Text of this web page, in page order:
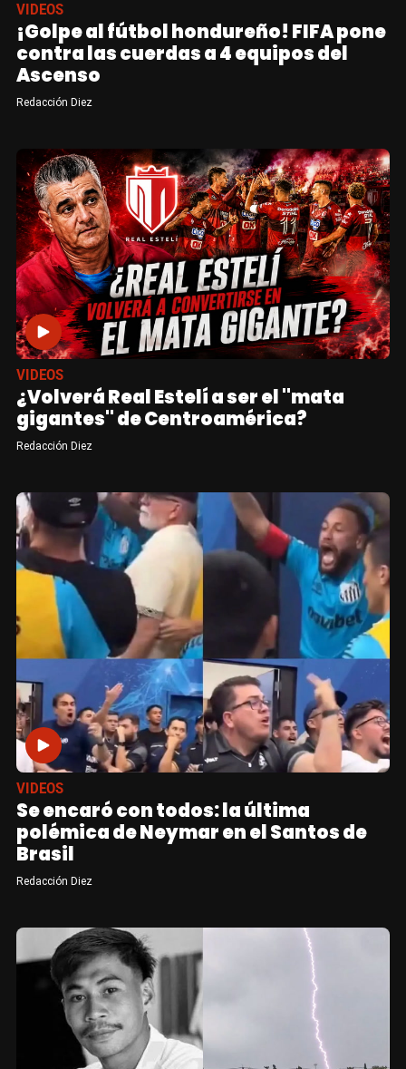
VIDEOS
¡Golpe al fútbol hondureño! FIFA pone
contra las cuerdas a 4 equipos del
Ascenso
Redacción Diez
VIDEOS
¿Volverá Real Estelí a ser el "mata
gigantes" de Centroamérica?
Redacción Diez
VIDEOS
Se encaró con todos: la última
polémica de Neymar en el Santos de
Brasil
Redacción Diez